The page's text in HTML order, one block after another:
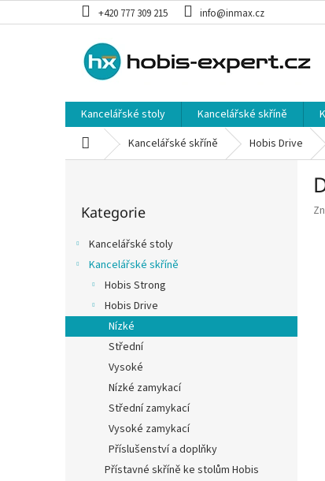
na
+420 777 309 215 info@inmax.cz
Kancelářské stoly Kancelářské skříně
Domů Kancelářské skříně Hobis Drive
a
kategorie
Kategorie
Kancelářské stoly
Kancelářské skříně
Hobis Strong
Hobis Drive
Nízké
Střední
Vysoké
Nízké zamykací
Střední zamykací
Vysoké zamykací
Příslušenství a doplňky
Přístavné skříně ke stolům Hobis